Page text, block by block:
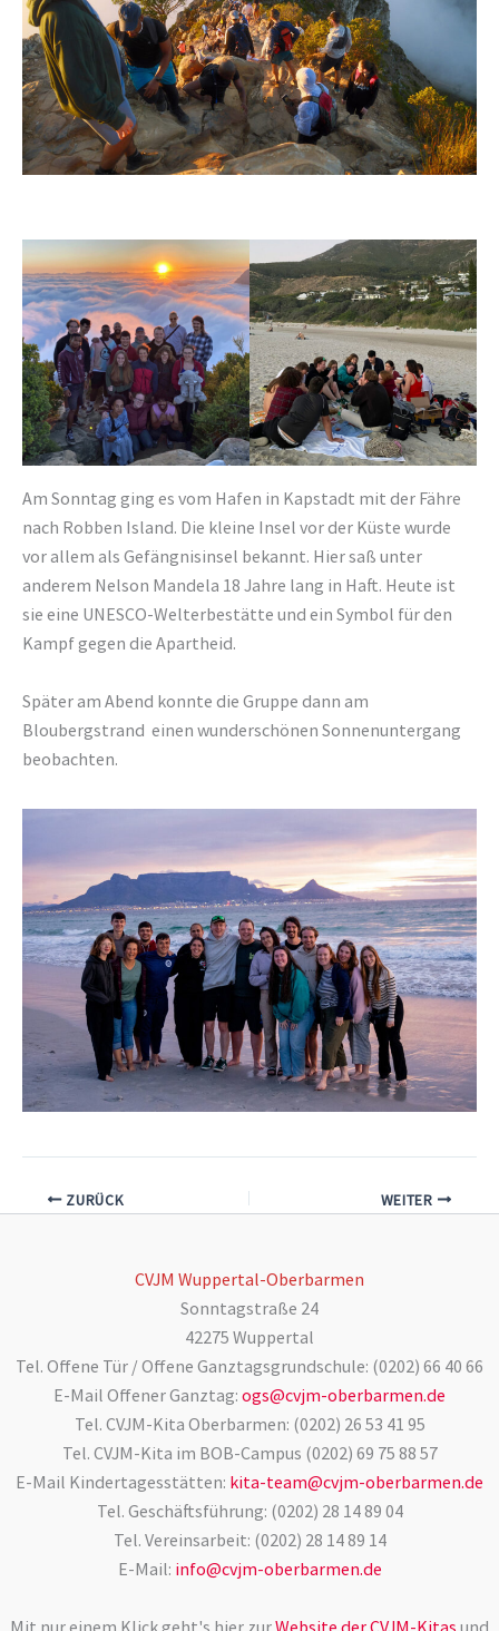
Am Sonntag ging es vom Hafen in Kapstadt mit der Fähre
nach Robben Island. Die kleine Insel vor der Küste wurde
vor allem als Gefängnisinsel bekannt. Hier saß unter
anderem Nelson Mandela 18 Jahre lang in Haft. Heute ist
sie eine UNESCO-Welterbestätte und ein Symbol für den
Kampf gegen die Apartheid.
Später am Abend konnte die Gruppe dann am
Bloubergstrand einen wunderschönen Sonnenuntergang
beobachten.
ZURÜCK WEITER
CVJM Wuppertal-Oberbarmen
Sonntagstraße 24
42275 Wuppertal
Tel. Offene Tür / Offene Ganztagsgrundschule: (0202) 66 40 66
E-Mail Offener Ganztag: ogs@cvjm-oberbarmen.de
Tel. CVJM-Kita Oberbarmen: (0202) 26 53 41 95
Tel. CVJM-Kita im BOB-Campus (0202) 69 75 88 57
E-Mail Kindertagesstätten: kita-team@cvjm-oberbarmen.de
Tel. Geschäftsführung: (0202) 28 14 89 04
Tel. Vereinsarbeit: (0202) 28 14 89 14
E-Mail: info@cvjm-oberbarmen.de
Mit nur einem Klick geht's hier zurWebsite der CVJM-Kitas und